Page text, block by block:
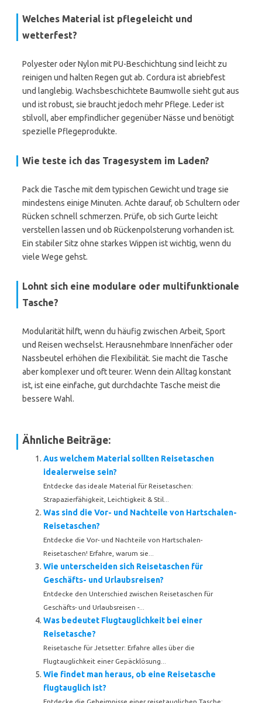
Welches Material ist pflegeleicht und
wetterfest?
Polyester oder Nylon mit PU-Beschichtung sind leicht zu
reinigen und halten Regen gut ab. Cordura ist abriebfest
und langlebig. Wachsbeschichtete Baumwolle sieht gut aus
und ist robust, sie braucht jedoch mehr Pflege. Leder ist
stilvoll, aber empfindlicher gegenüber Nässe und benötigt
spezielle Pflegeprodukte.
Wie teste ich das Tragesystem im Laden?
Pack die Tasche mit dem typischen Gewicht und trage sie
mindestens einige Minuten. Achte darauf, ob Schultern oder
Rücken schnell schmerzen. Prüfe, ob sich Gurte leicht
verstellen lassen und ob Rückenpolsterung vorhanden ist.
Ein stabiler Sitz ohne starkes Wippen ist wichtig, wenn du
viele Wege gehst.
Lohnt sich eine modulare oder multifunktionale
Tasche?
Modularität hilft, wenn du häufig zwischen Arbeit, Sport
und Reisen wechselst. Herausnehmbare Innenfächer oder
Nassbeutel erhöhen die Flexibilität. Sie macht die Tasche
aber komplexer und oft teurer. Wenn dein Alltag konstant
ist, ist eine einfache, gut durchdachte Tasche meist die
bessere Wahl.
Ähnliche Beiträge:
Aus welchem Material sollten Reisetaschen
idealerweise sein?
Entdecke das ideale Material für Reisetaschen:
Strapazierfähigkeit, Leichtigkeit & Stil...
Was sind die Vor- und Nachteile von Hartschalen-
Reisetaschen?
Entdecke die Vor- und Nachteile von Hartschalen-
Reisetaschen! Erfahre, warum sie...
Wie unterscheiden sich Reisetaschen für
Geschäfts- und Urlaubsreisen?
Entdecke den Unterschied zwischen Reisetaschen für
Geschäfts- und Urlaubsreisen -...
Was bedeutet Flugtauglichkeit bei einer
Reisetasche?
Reisetasche für Jetsetter: Erfahre alles über die
Flugtauglichkeit einer Gepäcklösung...
Wie findet man heraus, ob eine Reisetasche
flugtauglich ist?